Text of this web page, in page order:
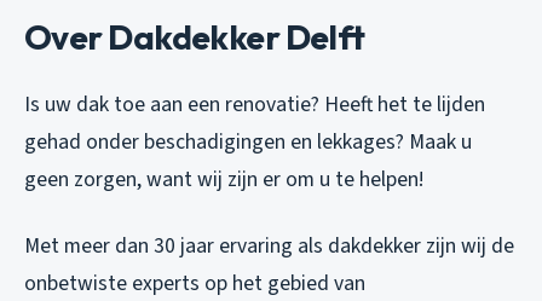
Over Dakdekker Delft
Is uw dak toe aan een renovatie? Heeft het te lijden
gehad onder beschadigingen en lekkages? Maak u
geen zorgen, want wij zijn er om u te helpen!
Met meer dan 30 jaar ervaring als dakdekker zijn wij de
onbetwiste experts op het gebied van